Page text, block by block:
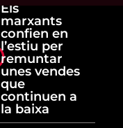
Els
marxants
confien en
l’estiu per
remuntar
unes vendes
que
continuen a
la baixa